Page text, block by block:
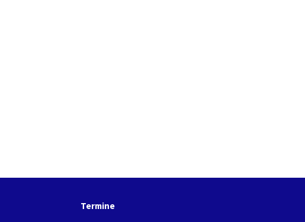
Termine